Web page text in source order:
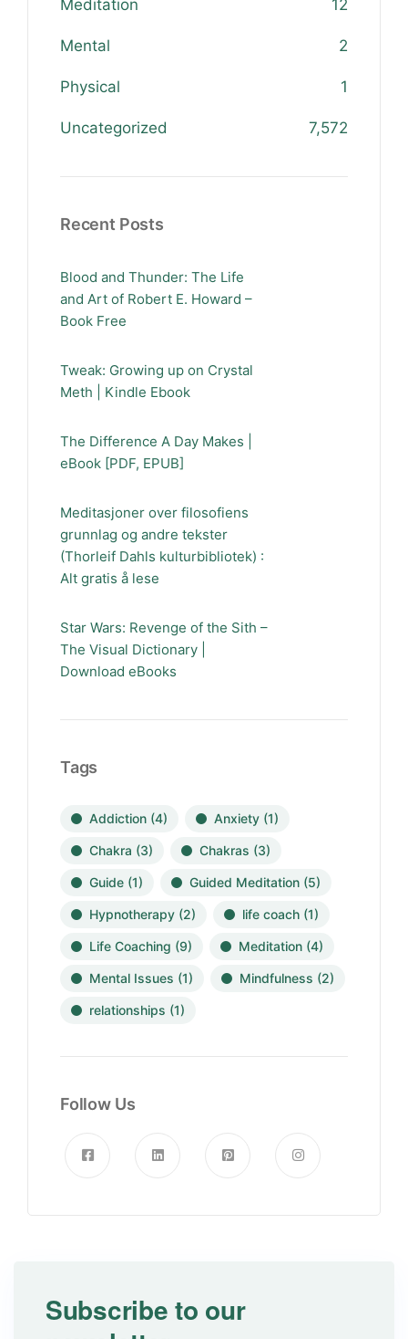
Meditation 12
Mental 2
Physical 1
Uncategorized 7,572
Recent Posts
Blood and Thunder: The Life
and Art of Robert E. Howard –
Book Free
Tweak: Growing up on Crystal
Meth | Kindle Ebook
The Difference A Day Makes |
eBook [PDF, EPUB]
Meditasjoner over filosofiens
grunnlag og andre tekster
(Thorleif Dahls kulturbibliotek) :
Alt gratis å lese
Star Wars: Revenge of the Sith –
The Visual Dictionary |
Download eBooks
Tags
Addiction (4) Anxiety (1)
Chakra (3) Chakras (3)
Guide (1) Guided Meditation (5)
Hypnotherapy (2) life coach (1)
Life Coaching (9) Meditation (4)
Mental Issues (1) Mindfulness (2)
relationships (1)
Follow Us
Subscribe to our